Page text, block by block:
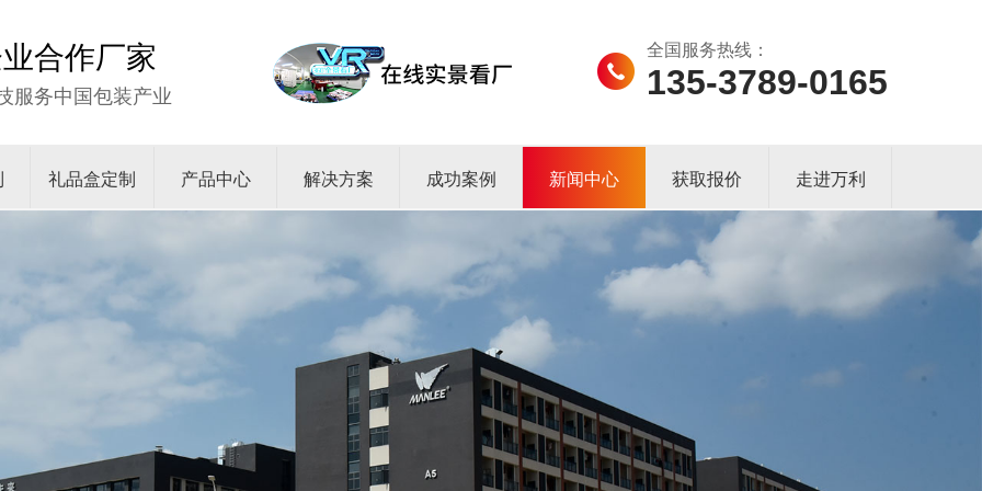
合作厂家
服务中国包装产业
全国服务热线：
135-3789-0165
礼品盒定制 产品中心 解决方案 成功案例 新闻中心 获取报价 走进万利